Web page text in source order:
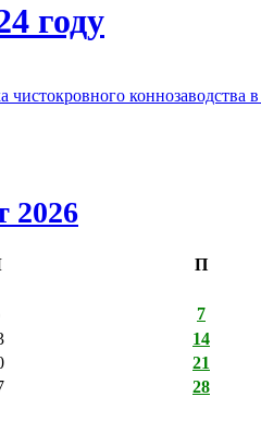
году
коннозаводства в
2026
П
7
14
21
28